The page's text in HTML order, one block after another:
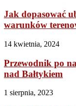
Jak dopasować
warunków
14 kwietnia, 2024
Przewodnik po
nad Bałtykiem
1 sierpnia, 2023